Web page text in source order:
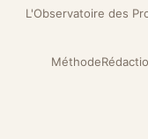
L'Observatoire des
Méthode